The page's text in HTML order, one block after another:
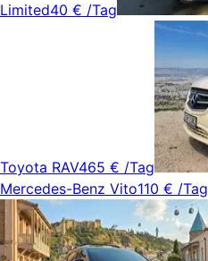
Limited40 € /Tag
Toyota RAV465 € /Tag
Mercedes-Benz Vito110 € /Tag